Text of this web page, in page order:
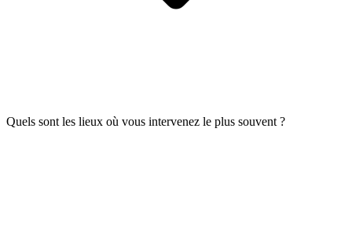
Quels sont les lieux où vous intervenez le plus souvent ?